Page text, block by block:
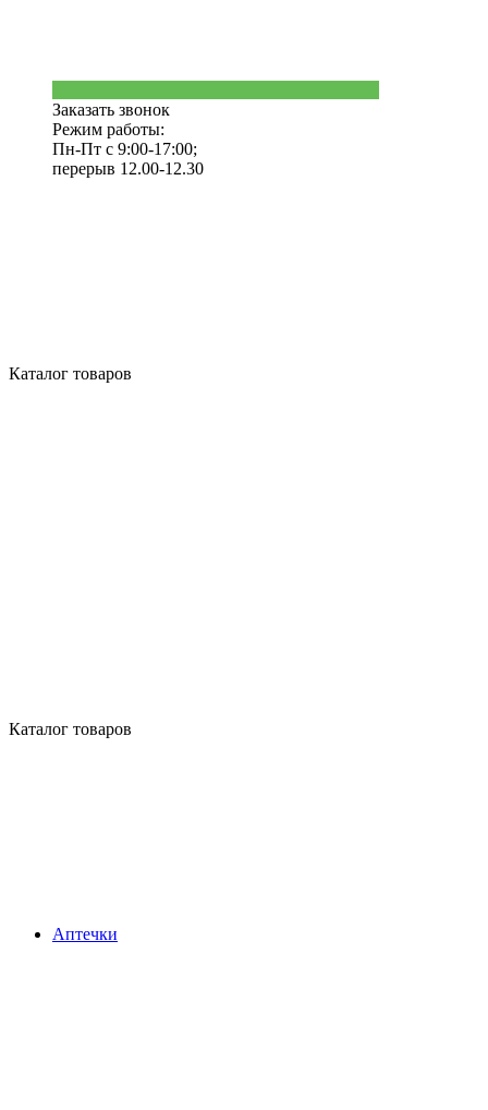
Заказать звонок
Режим работы:
Пн-Пт с 9:00-17:00;
перерыв 12.00-12.30
Каталог товаров
Каталог товаров
Аптечки